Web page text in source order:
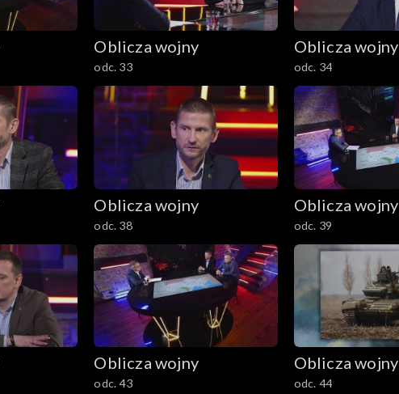
Oblicza wojny
odc. 33
Oblicza wojny
odc. 34
Oblicza wojny
odc. 38
Oblicza wojny
odc. 39
Oblicza wojny
odc. 43
Oblicza wojny
odc. 44